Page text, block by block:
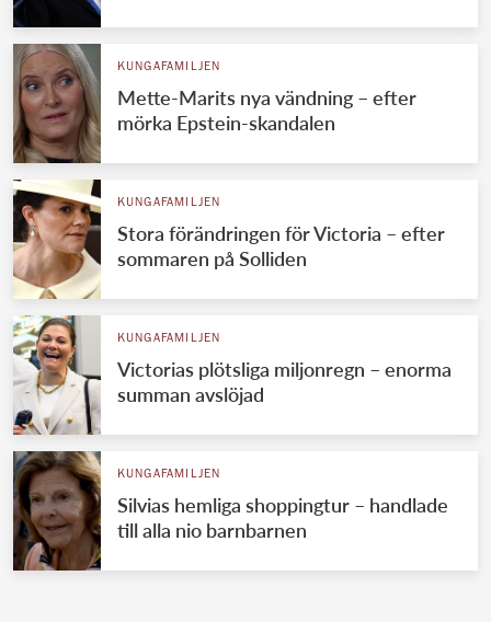
KUNGAFAMILJEN
Mette-Marits nya vändning – efter
mörka Epstein-skandalen
KUNGAFAMILJEN
Stora förändringen för Victoria – efter
sommaren på Solliden
KUNGAFAMILJEN
Victorias plötsliga miljonregn – enorma
summan avslöjad
KUNGAFAMILJEN
Silvias hemliga shoppingtur – handlade
till alla nio barnbarnen